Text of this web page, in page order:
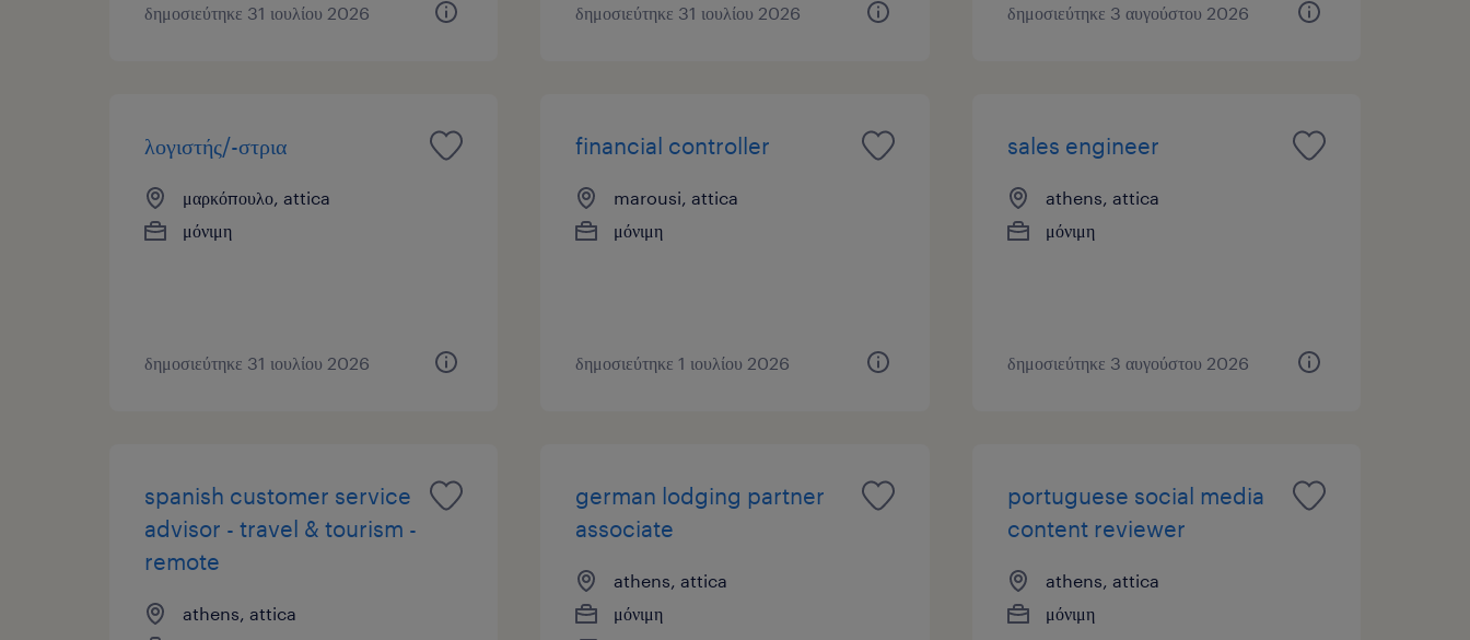
δημοσιεύτηκε 31 ιουλίου 2026 δημοσιεύτηκε 31 ιουλίου 2026 δημοσιεύτηκε 3 αυγούστου 2026
λογιστής/-στρια
μαρκόπουλο, attica
μόνιμη
δημοσιεύτηκε 31 ιουλίου 2026
financial controller
marousi, attica
μόνιμη
δημοσιεύτηκε 1 ιουλίου 2026
sales engineer
athens, attica
μόνιμη
δημοσιεύτηκε 3 αυγούστου 2026
spanish customer service
advisor - travel & tourism -
remote
athens, attica
german lodging partner
associate
athens, attica
μόνιμη
portuguese social media
content reviewer
athens, attica
μόνιμη